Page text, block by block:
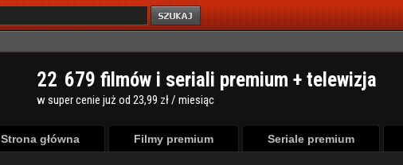
22 679 filmów i seriali premium + telewizja
w super cenie już od 23,99 zł / miesiąc
Strona główna Filmy premium Seriale premium